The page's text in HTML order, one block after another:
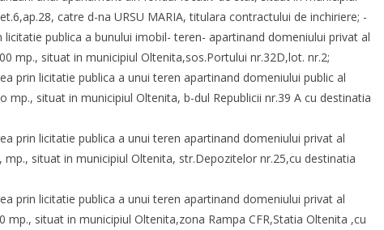
catre d-na URSU MARIA, titulara contractului de inchiriere; -
publica a bunului imobil- teren- apartinand domeniului privat al
mp., situat in municipiul Oltenita,sos.Portului nr.32D,lot. nr.2;
prin licitatie publica a unui teren apartinand domeniului public al
mp., situat in municipiul Oltenita, b-dul Republicii nr.39 A cu destinatia
prin licitatie publica a unui teren apartinand domeniului privat al
situat in municipiul Oltenita, str.Depozitelor nr.25,cu destinatia
prin licitatie publica a unui teren apartinand domeniului privat al
situat in municipiul Oltenita,zona Rampa CFR,Statia Oltenita ,cu